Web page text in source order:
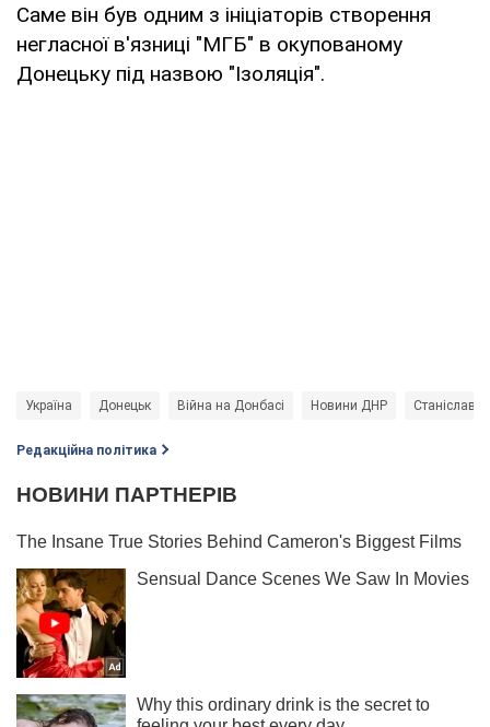
Саме він був одним з ініціаторів створення
негласної в'язниці "МГБ" в окупованому
Донецьку під назвою "Ізоляція".
Україна Донецьк Війна на Донбасі Новини ДНР Станіслав
Редакційна політика